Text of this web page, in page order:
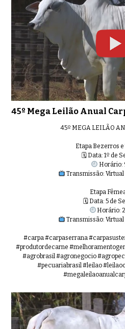
45º MEGA LEILÃO
Etapa Bezerros e
🗓 Data: 1º de
Horário:
Transmissão: Virtual
Etapa
🗓 Data: 5 de
Horário:
Transmissão: Virtual
#carpa #carpaserrana
#produtordecarne
#agrobrasil #agronegocio
#pecuariabrasil #leilao